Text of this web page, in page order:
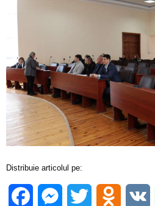
Distribuie articolul pe:
FacebookMessenger
Twitter